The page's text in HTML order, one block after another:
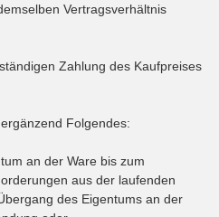
Vertragsverhältnis
Zahlung des Kaufpreises
Folgendes:
an der Ware bis zum
aus der laufenden
des Eigentums an der